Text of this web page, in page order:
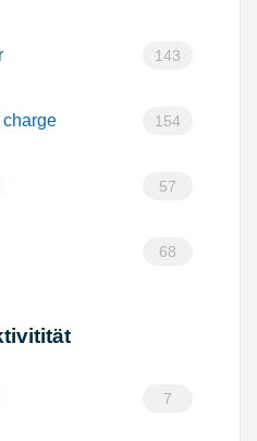
143
154
57
68
7